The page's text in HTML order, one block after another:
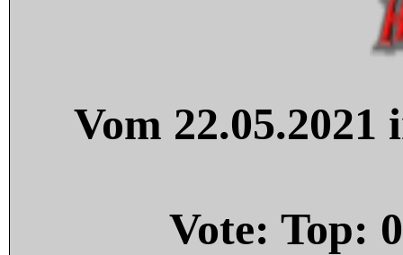
Vom
Vote: Top: 0